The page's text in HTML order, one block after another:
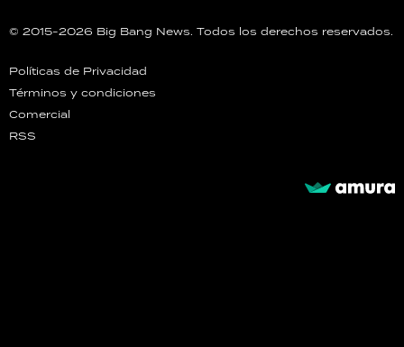
© 2015-2026 Big Bang News. Todos los derechos reservados.
Políticas de Privacidad
Términos y condiciones
Comercial
RSS